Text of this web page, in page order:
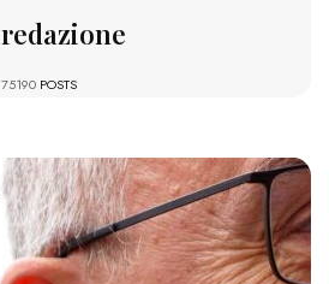
redazione
75190 POSTS